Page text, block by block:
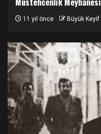
11 yıl önce Büyük Keyif